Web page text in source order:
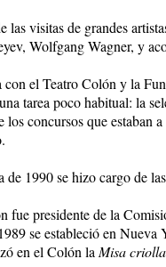
las visitas de grandes
Wolfgang Wagner, y
con el Teatro Colón y la
tarea poco habitual: la
los concursos que estaban
de 1990 se hizo cargo de
fue presidente de la
se estableció en
en el Colón la Misa criolla